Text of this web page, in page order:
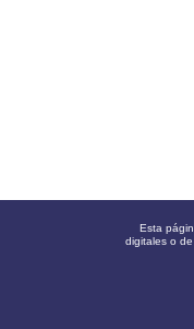
Esta
digitales o